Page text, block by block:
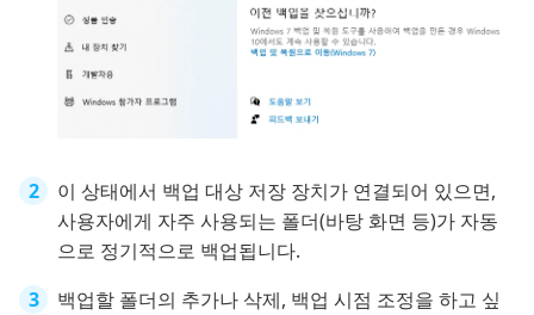
이 상태에서 백업 대상 저장 장치가 연결되어 있으면,
사용자에게 자주 사용되는 폴더(바탕 화면 등)가 자동
으로 정기적으로 백업됩니다.
백업할 폴더의 추가나 삭제, 백업 시점 조정을 하고 싶